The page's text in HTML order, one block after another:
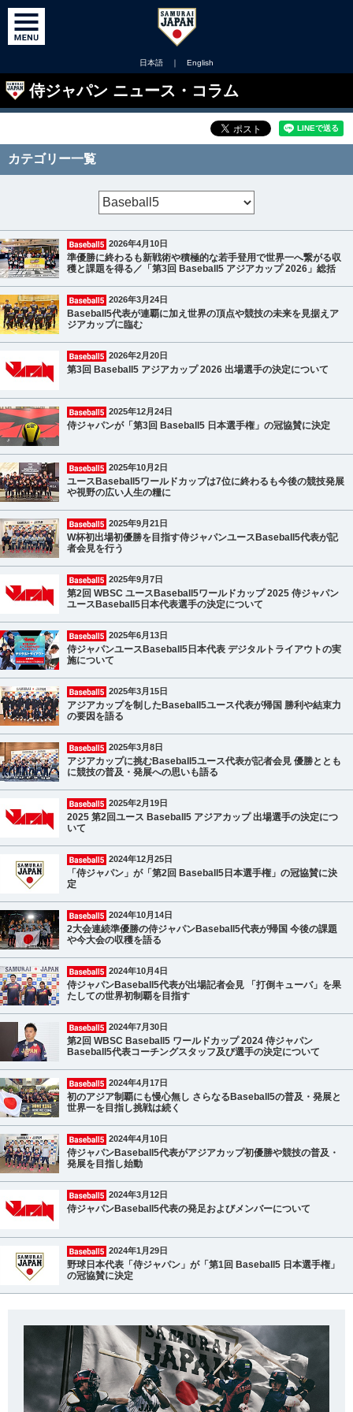
日本語 ｜ English
侍ジャパン ニュース・コラム
カテゴリー一覧
2026年4月10日
準優勝に終わるも新戦術や積極的な若手登用で世界一へ繋がる収
穫と課題を得る／「第3回 Baseball5 アジアカップ 2026」総括
2026年3月24日
Baseball5代表が連覇に加え世界の頂点や競技の未来を見据えア
ジアカップに臨む
2026年2月20日
第3回 Baseball5 アジアカップ 2026 出場選手の決定について
2025年12月24日
侍ジャパンが「第3回 Baseball5 日本選手権」の冠協賛に決定
2025年10月2日
ユースBaseball5ワールドカップは7位に終わるも今後の競技発展
や視野の広い人生の糧に
2025年9月21日
W杯初出場初優勝を目指す侍ジャパンユースBaseball5代表が記
者会見を行う
2025年9月7日
第2回 WBSC ユースBaseball5ワールドカップ 2025 侍ジャパン
ユースBaseball5日本代表選手の決定について
2025年6月13日
侍ジャパンユースBaseball5日本代表 デジタルトライアウトの実
施について
2025年3月15日
アジアカップを制したBaseball5ユース代表が帰国 勝利や結束力
の要因を語る
2025年3月8日
アジアカップに挑むBaseball5ユース代表が記者会見 優勝ととも
に競技の普及・発展への思いも語る
2025年2月19日
2025 第2回ユース Baseball5 アジアカップ 出場選手の決定につ
いて
2024年12月25日
「侍ジャパン」が「第2回 Baseball5日本選手権」の冠協賛に決
定
2024年10月14日
2大会連続準優勝の侍ジャパンBaseball5代表が帰国 今後の課題
や今大会の収穫を語る
2024年10月4日
侍ジャパンBaseball5代表が出場記者会見 「打倒キューバ」を果
たしての世界初制覇を目指す
2024年7月30日
第2回 WBSC Baseball5 ワールドカップ 2024 侍ジャパン
Baseball5代表コーチングスタッフ及び選手の決定について
2024年4月17日
初のアジア制覇にも慢心無し さらなるBaseball5の普及・発展と
世界一を目指し挑戦は続く
2024年4月10日
侍ジャパンBaseball5代表がアジアカップ初優勝や競技の普及・
発展を目指し始動
2024年3月12日
侍ジャパンBaseball5代表の発足およびメンバーについて
2024年1月29日
野球日本代表「侍ジャパン」が「第1回 Baseball5 日本選手権」
の冠協賛に決定